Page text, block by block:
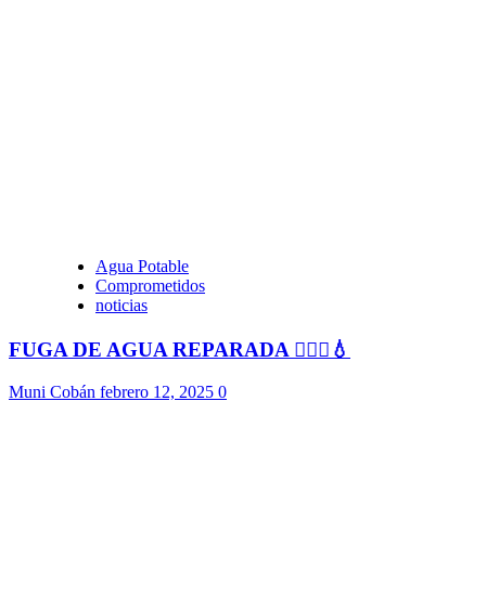
Agua Potable
Comprometidos
noticias
FUGA DE AGUA REPARADA 👷🏻‍♂️💧
Muni Cobán febrero 12, 2025 0